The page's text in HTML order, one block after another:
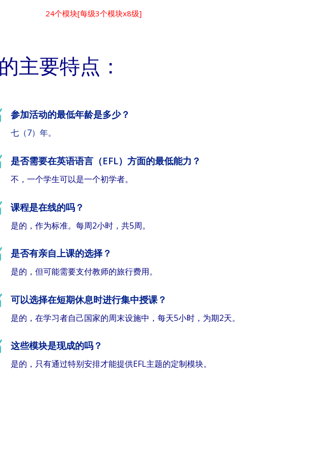
24个模块[每级3个模块x8级]
主要特点：
参加活动的最低年龄是多少？
七（7）年。
是否需要在英语语言（EFL）方面的最低能力？
不，一个学生可以是一个初学者。
课程是在线的吗？
是的，作为标准。每周2小时，共5周。
是否有亲自上课的选择？
是的，但可能需要支付教师的旅行费用。
可以选择在短期休息时进行集中授课？
是的，在学习者自己国家的周末设施中，每天5小时，为期2天。
这些模块是现成的吗？
是的，只有通过特别安排才能提供EFL主题的定制模块。